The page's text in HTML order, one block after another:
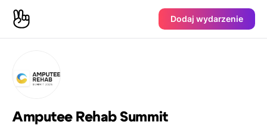
Dodaj wydarzenie
Amputee Rehab Summit